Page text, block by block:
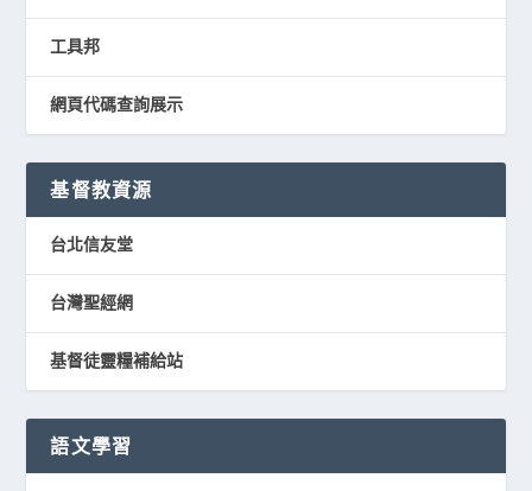
工具邦
網頁代碼查詢展示
基督教資源
台北信友堂
台灣聖經網
基督徒靈糧補給站
語文學習